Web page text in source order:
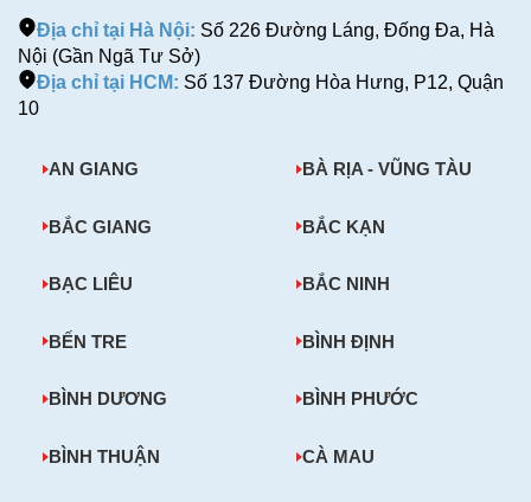
Địa chỉ tại Hà Nội: Số 226 Đường Láng, Đống Đa, Hà
Nội (Gần Ngã Tư Sở)
Địa chỉ tại HCM: Số 137 Đường Hòa Hưng, P12, Quận
10
AN GIANG BÀ RỊA - VŨNG TÀU
BẮC GIANG BẮC KẠN
BẠC LIÊU BẮC NINH
BẾN TRE BÌNH ĐỊNH
BÌNH DƯƠNG BÌNH PHƯỚC
BÌNH THUẬN CÀ MAU